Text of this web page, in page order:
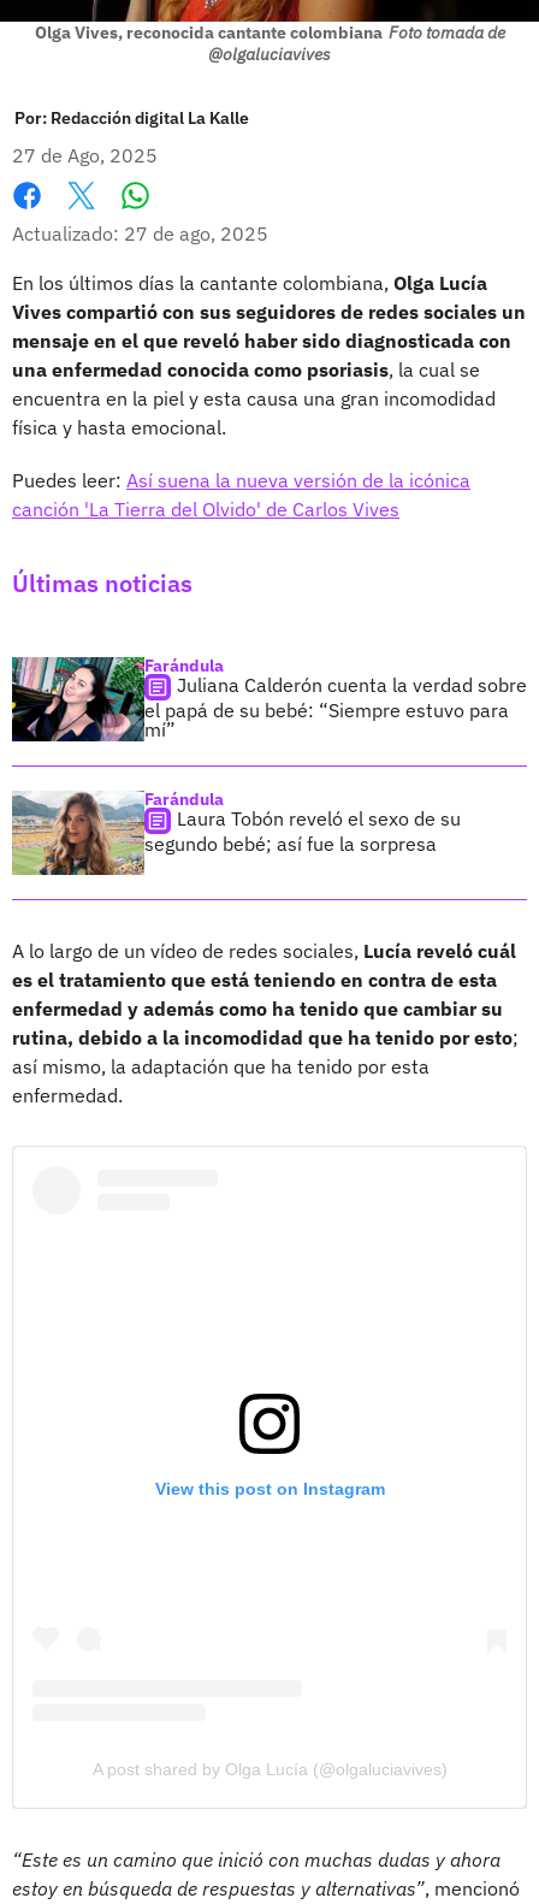
Olga Vives, reconocida cantante colombiana Foto tomada de
@olgaluciavives
Por: Redacción digital La Kalle
27 de Ago, 2025
Facebook
X
Actualizado: 27 de ago, 2025
En los últimos días la cantante colombiana, Olga Lucía
Vives compartió con sus seguidores de redes sociales un
mensaje en el que reveló haber sido diagnosticada con
una enfermedad conocida como psoriasis, la cual se
encuentra en la piel y esta causa una gran incomodidad
física y hasta emocional.
Puedes leer: Así suena la nueva versión de la icónica
canción 'La Tierra del Olvido' de Carlos Vives
Últimas noticias
Farándula
Juliana Calderón cuenta la verdad sobre
el papá de su bebé: “Siempre estuvo para
mí”
Farándula
Laura Tobón reveló el sexo de su
segundo bebé; así fue la sorpresa
A lo largo de un vídeo de redes sociales, Lucía reveló cuál
es el tratamiento que está teniendo en contra de esta
enfermedad y además como ha tenido que cambiar su
rutina, debido a la incomodidad que ha tenido por esto;
así mismo, la adaptación que ha tenido por esta
enfermedad.
View this post on Instagram
A post shared by Olga Lucía (@olgaluciavives)
“Este es un camino que inició con muchas dudas y ahora
estoy en búsqueda de respuestas y alternativas”, mencionó